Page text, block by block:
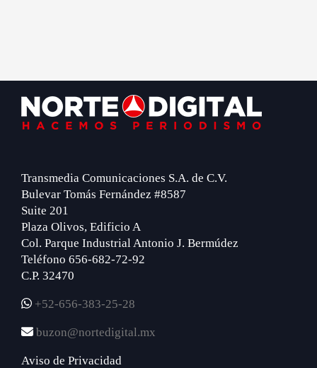
Footer
Transmedia Comunicaciones S.A. de C.V.
Bulevar Tomás Fernández #8587
Suite 201
Plaza Olivos, Edificio A
Col. Parque Industrial Antonio J. Bermúdez
Teléfono 656-682-72-92
C.P. 32470
+52-656-383-25-28
buzon@nortedigital.mx
Aviso de Privacidad